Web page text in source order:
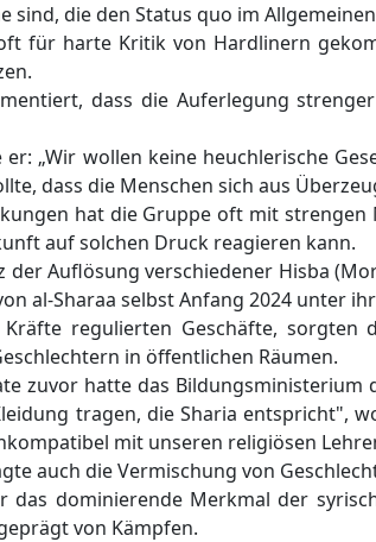
sind, die den Status quo im
für harte Kritik von Hardlinern
dass die Auferlegung
er: „Wir wollen keine heuchlerische
dass die Menschen sich aus
hat die Gruppe oft mit
auf solchen Druck reagieren kann.
der Auflösung verschiedener Hisba
al-Sharaa selbst Anfang 2024 unter
Kräfte regulierten Geschäfte,
in öffentlichen Räumen.
zuvor hatte das Bildungsministerium
tragen, die Sharia entspricht",
mit unseren religiösen
auch die Vermischung von
das dominierende Merkmal der
von Kämpfen.